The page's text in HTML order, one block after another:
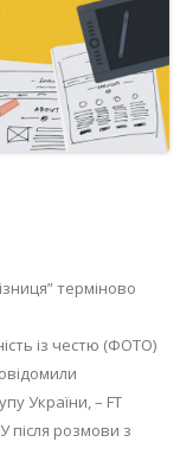
терміново
із честю (ФОТО)
України, – FT
після розмови з